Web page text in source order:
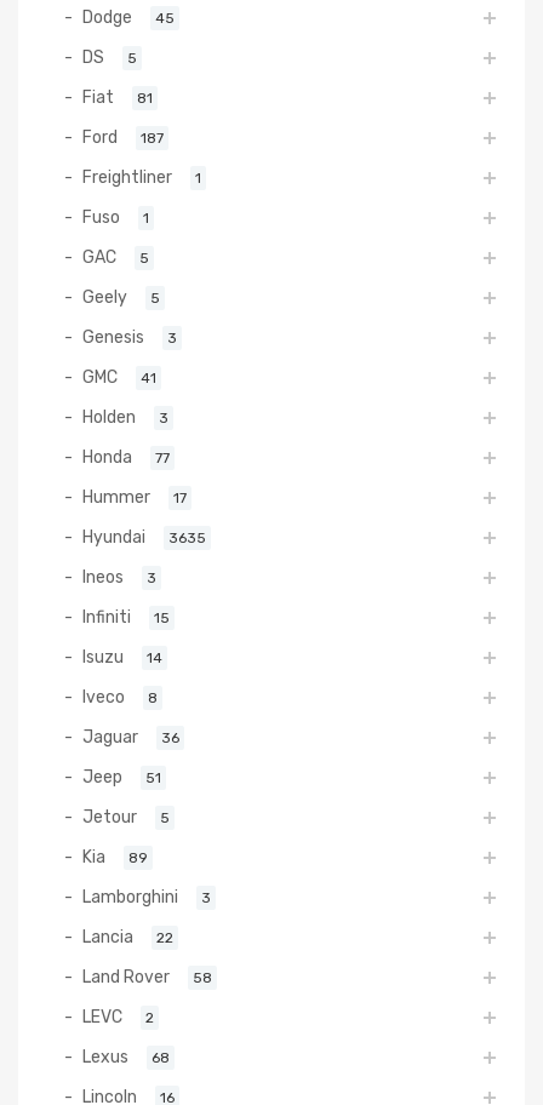
Dodge 45
DS 5
Fiat 81
Ford 187
Freightliner 1
Fuso 1
GAC 5
Geely 5
Genesis 3
GMC 41
Holden 3
Honda 77
Hummer 17
Hyundai 3635
Ineos 3
Infiniti 15
Isuzu 14
Iveco 8
Jaguar 36
Jeep 51
Jetour 5
Kia 89
Lamborghini 3
Lancia 22
Land Rover 58
LEVC 2
Lexus 68
Lincoln 16